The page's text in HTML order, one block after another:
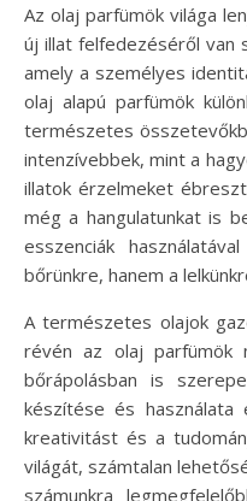
Az olaj parfümök világa lenyűgöző, hiszen nem csupán egy
új illat felfedezéséről van
amely a személyes
olaj alapú parfümök
természetes
intenzívebbek, mint a
illatok érzelmeket
még a hangulatunkat is
esszenciák
bőrünkre, hanem a
A természetes olajok
révén az olaj parfümök
bőrápolásban is
készítése és
kreativitást és a
világát, számtalan
számunkra